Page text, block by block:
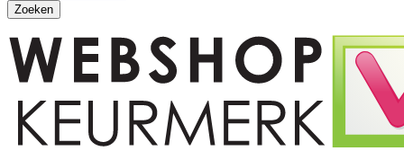
Zoeken